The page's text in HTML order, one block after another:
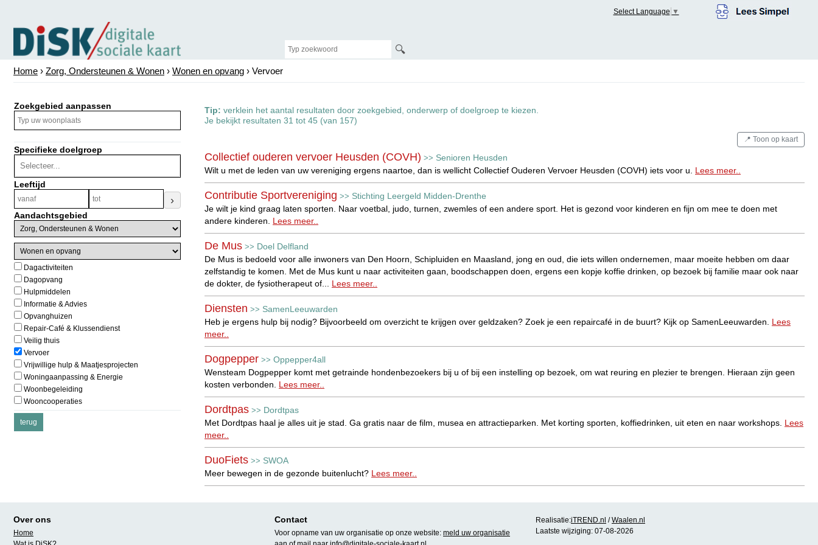
Select Language ▼
🔍
Home › Zorg, Ondersteunen & Wonen › Wonen en opvang › Vervoer
Zoekgebied aanpassen
Specifieke doelgroep
Leeftijd
›
Aandachtsgebied
Dagactiviteiten
Dagopvang
Hulpmiddelen
Informatie & Advies
Opvanghuizen
Repair-Café & Klussendienst
Veilig thuis
Vervoer
Vrijwillige hulp & Maatjesprojecten
Woningaanpassing & Energie
Woonbegeleiding
Wooncooperaties
Tip: verklein het aantal resultaten door zoekgebied, onderwerp of doelgroep te kiezen.
Je bekijkt resultaten 31 tot 45 (van 157)
📍 Toon op kaart
Collectief ouderen vervoer Heusden (COVH) >> Senioren Heusden
Wilt u met de leden van uw vereniging ergens naartoe, dan is wellicht Collectief Ouderen Vervoer Heusden (COVH) iets voor u. Lees meer..
Contributie Sportvereniging >> Stichting Leergeld Midden-Drenthe
Je wilt je kind graag laten sporten. Naar voetbal, judo, turnen, zwemles of een andere sport. Het is gezond voor kinderen en fijn om mee te doen met
andere kinderen. Lees meer..
De Mus >> Doel Delfland
De Mus is bedoeld voor alle inwoners van Den Hoorn, Schipluiden en Maasland, jong en oud, die iets willen ondernemen, maar moeite hebben om daar
zelfstandig te komen. Met de Mus kunt u naar activiteiten gaan, boodschappen doen, ergens een kopje koffie drinken, op bezoek bij familie maar ook naar
de dokter, de fysiotherapeut of... Lees meer..
Diensten >> SamenLeeuwarden
Heb je ergens hulp bij nodig? Bijvoorbeeld om overzicht te krijgen over geldzaken? Zoek je een repaircafé in de buurt? Kijk op SamenLeeuwarden. Lees
meer..
Dogpepper >> Oppepper4all
Wensteam Dogpepper komt met getrainde hondenbezoekers bij u of bij een instelling op bezoek, om wat reuring en plezier te brengen. Hieraan zijn geen
kosten verbonden. Lees meer..
Dordtpas >> Dordtpas
Met Dordtpas haal je alles uit je stad. Ga gratis naar de film, musea en attractieparken. Met korting sporten, koffiedrinken, uit eten en naar workshops. Lees
meer..
DuoFiets >> SWOA
Meer bewegen in de gezonde buitenlucht? Lees meer..
Leergeld Leeuwarden e.o.
Over ons
Home
Contact
Voor opname van uw organisatie op onze website: meld uw organisatie
Realisatie:iTREND.nl /Waalen.nl
Laatste wijziging: 07-08-2026